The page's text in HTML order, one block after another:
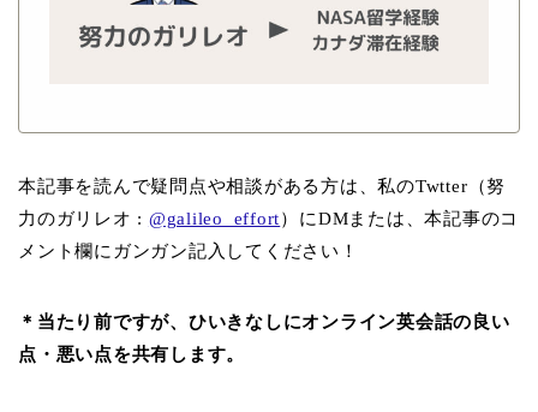
本記事を読んで疑問点や相談がある方は、私のTwtter（努
力のガリレオ : @galileo_effort）にDMまたは、本記事のコ
メント欄にガンガン記入してください！
＊当たり前ですが、ひいきなしにオンライン英会話の良い
点・悪い点を共有します。